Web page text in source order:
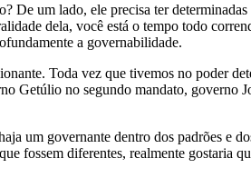
um lado, ele precisa ter
dela, você está o tempo todo
a governabilidade.
Toda vez que tivemos no poder
Getúlio no segundo mandato, governo
um governante dentro dos padrões e
fossem diferentes, realmente gostaria